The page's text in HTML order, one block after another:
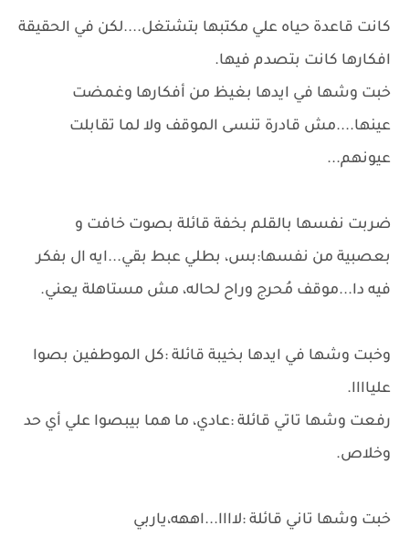
كانت قاعدة حياه علي مكتبها بتشتغل....لكن في الحقيقة
افكارها كانت بتصدم فيها.
خبت وشها في ايدها بغيظ من أفكارها وغمضت
عينها....مش قادرة تنسى الموقف ولا لما تقابلت
عيونهم...
ضربت نفسها بالقلم بخفة قائلة بصوت خافت و
بعصبية من نفسها:بس، بطلي عبط بقي...ايه ال بفكر
فيه دا...موقف مُحرج وراح لحاله، مش مستاهلة يعني.
وخبت وشها في ايدها بخيبة قائلة :كل الموطفين بصوا
علياااا.
رفعت وشها تاتي قائلة :عادي، ما هما بيبصوا علي أي حد
وخلاص.
خبت وشها تاني قائلة :لاااا...اههه،ياربي